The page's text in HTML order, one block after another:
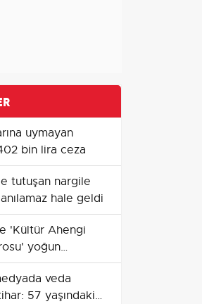
uymayan
bin lira ceza
tutuşan nargile
hale geldi
'Kültür Ahengi
yoğun
veda
57 yaşındaki